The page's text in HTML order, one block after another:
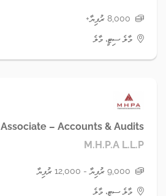
8,000 ރުފިޔާ+
މާލެ ސިޓީ، މާލެ
Associate – Accounts & Audits
M.H.P.A L.L.P
9,000 ރުފިޔާ - 12,000 ރުފިޔާ
މާލެ ސިޓީ، މާލެ